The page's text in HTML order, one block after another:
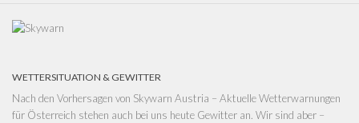
WETTERSITUATION & GEWITTER
Nach den Vorhersagen von Skywarn Austria – Aktuelle Wetterwarnungen
für Österreich stehen auch bei uns heute Gewitter an. Wir sind aber –